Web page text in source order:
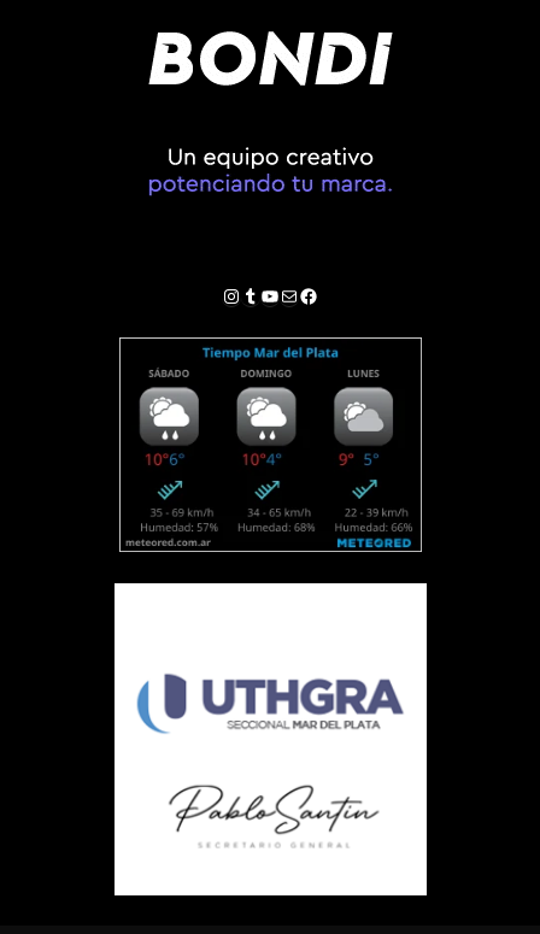
Instagram
Tumblr
YouTube
Correo electrónico
Facebook